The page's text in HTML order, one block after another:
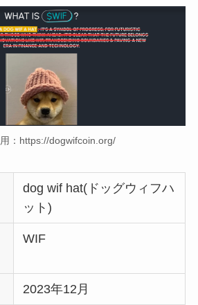
：https://dogwifcoin.org/
dog wif hat(ドッグウィフハ
ット)
WIF
2023年12月